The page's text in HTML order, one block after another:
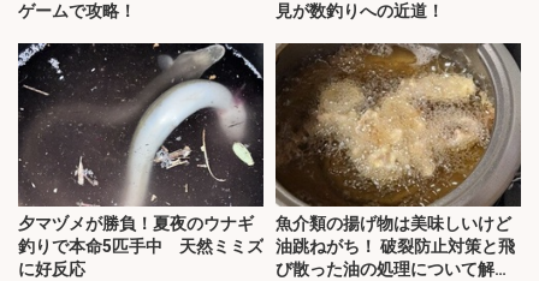
ゲームで攻略！
見が数釣りへの近道！
夕マヅメが勝負！夏夜のウナギ
釣りで本命5匹手中 天然ミミズ
に好反応
魚介類の揚げ物は美味しいけど
油跳ねがち！ 破裂防止対策と飛
び散った油の処理について解